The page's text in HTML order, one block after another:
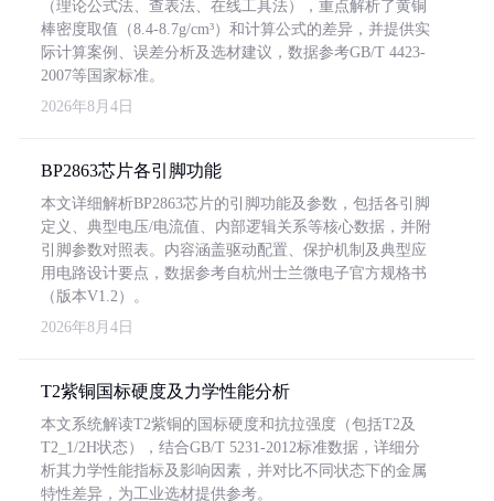
（理论公式法、查表法、在线工具法），重点解析了黄铜
棒密度取值（8.4-8.7g/cm³）和计算公式的差异，并提供实
际计算案例、误差分析及选材建议，数据参考GB/T 4423-
2007等国家标准。
2026年8月4日
BP2863芯片各引脚功能
本文详细解析BP2863芯片的引脚功能及参数，包括各引脚
定义、典型电压/电流值、内部逻辑关系等核心数据，并附
引脚参数对照表。内容涵盖驱动配置、保护机制及典型应
用电路设计要点，数据参考自杭州士兰微电子官方规格书
（版本V1.2）。
2026年8月4日
T2紫铜国标硬度及力学性能分析
本文系统解读T2紫铜的国标硬度和抗拉强度（包括T2及
T2_1/2H状态），结合GB/T 5231-2012标准数据，详细分
析其力学性能指标及影响因素，并对比不同状态下的金属
特性差异，为工业选材提供参考。